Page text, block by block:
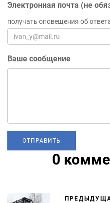
Электронная почта (не
получать оповещения об
Ваше сообщение
0